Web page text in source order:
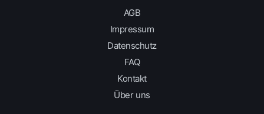
AGB
Impressum
Datenschutz
FAQ
Kontakt
Über uns